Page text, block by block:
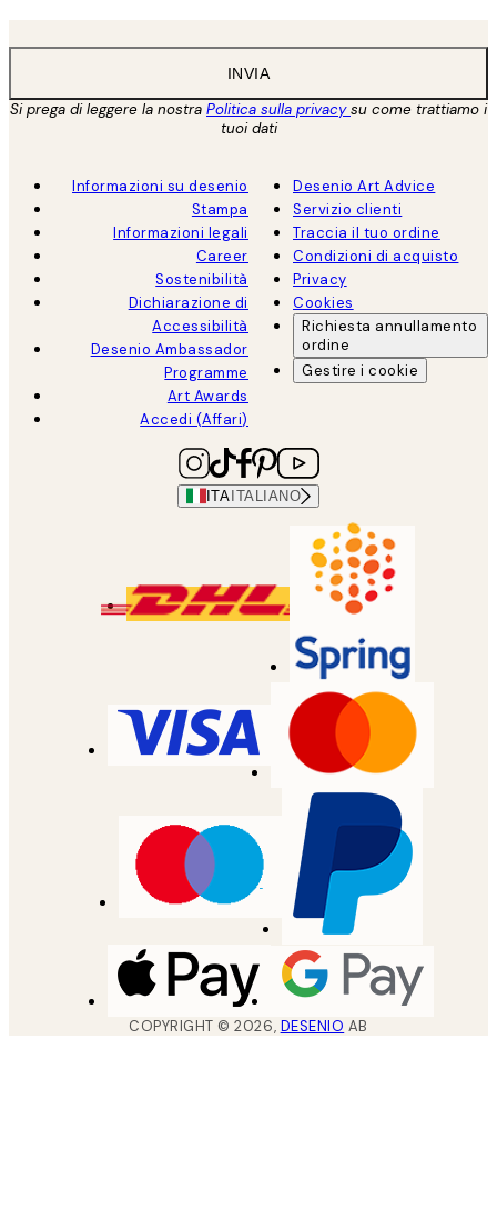
INVIA
Si prega di leggere la nostra Politica sulla privacysu come trattiamo i
tuoi dati
Informazioni su desenio
Stampa
Informazioni legali
Career
Sostenibilità
Dichiarazione di
Accessibilità
Desenio Ambassador
Programme
Art Awards
Accedi (Affari)
Desenio Art Advice
Servizio clienti
Traccia il tuo ordine
Condizioni di acquisto
Privacy
Cookies
Richiesta annullamento
ordine
Gestire i cookie
ITA ITALIANO
COPYRIGHT ©2026, DESENIO AB